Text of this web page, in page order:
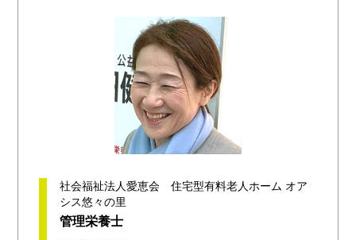
社会福祉法人愛恵会 住宅型有料老人ホーム オア
シス悠々の里
管理栄養士